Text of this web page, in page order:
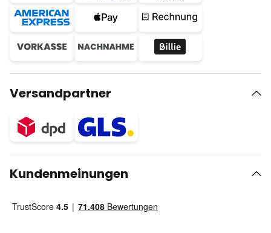
Versandpartner
Kundenmeinungen